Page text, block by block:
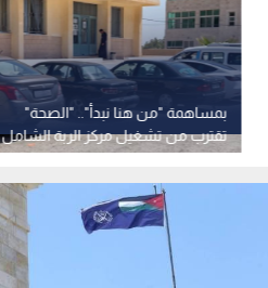
بمساهمة "من هنا نبدأ".. "الصحة"
تقترب من تشغيل مركز الربة الشامل
بكلفة 7 ملايين دينار-فيديو